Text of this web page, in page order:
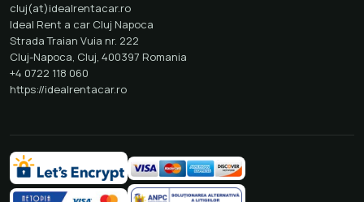
cluj(at)idealrentacar.ro
Ideal Rent a car Cluj Napoca
Strada Traian Vuia nr. 222
Cluj-Napoca, Cluj, 400397 Romania
+4 0722 118 060
https://idealrentacar.ro